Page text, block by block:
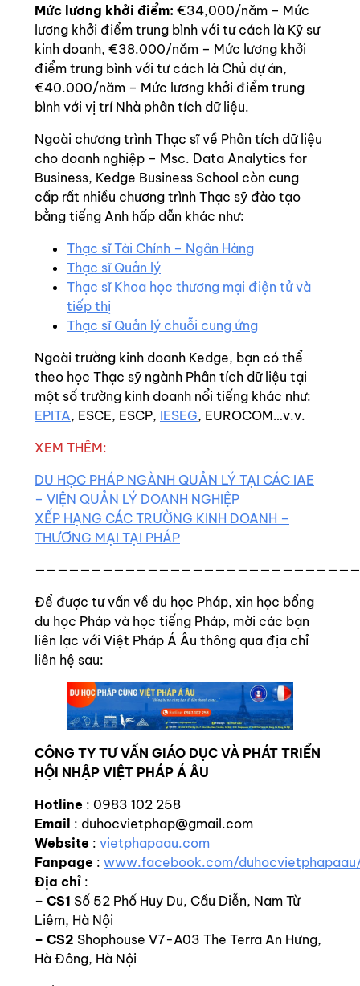
Mức lương khởi điểm: €34,000/năm – Mức
lương khởi điểm trung bình với tư cách là Kỹ sư
kinh doanh, €38.000/năm – Mức lương khởi
điểm trung bình với tư cách là Chủ dự án,
€40.000/năm – Mức lương khởi điểm trung
bình với vị trí Nhà phân tích dữ liệu.
Ngoài chương trình Thạc sĩ về Phân tích dữ liệu
cho doanh nghiệp – Msc. Data Analytics for
Business, Kedge Business School còn cung
cấp rất nhiều chương trình Thạc sỹ đào tạo
bằng tiếng Anh hấp dẫn khác như:
Thạc sĩ Tài Chính – Ngân Hàng
Thạc sĩ Quản lý
Thạc sĩ Khoa học thương mại điện tử và
tiếp thị
Thạc sĩ Quản lý chuỗi cung ứng
Ngoài trường kinh doanh Kedge, bạn có thể
theo học Thạc sỹ ngành Phân tích dữ liệu tại
một số trường kinh doanh nổi tiếng khác như:
EPITA, ESCE, ESCP, IESEG, EUROCOM…v.v.
XEM THÊM:
DU HỌC PHÁP NGÀNH QUẢN LÝ TẠI CÁC IAE
– VIỆN QUẢN LÝ DOANH NGHIỆP
XẾP HẠNG CÁC TRƯỜNG KINH DOANH –
THƯƠNG MẠI TẠI PHÁP
Để được tư vấn về du học Pháp, xin học bổng
du học Pháp và học tiếng Pháp, mời các bạn
liên lạc với Việt Pháp Á Âu thông qua địa chỉ
liên hệ sau:
CÔNG TY TƯ VẤN GIÁO DỤC VÀ PHÁT TRIỂN
HỘI NHẬP VIỆT PHÁP Á ÂU
Hotline : 0983 102 258
Email : duhocvietphap@gmail.com
Website : vietphapaau.com
Fanpage : www.facebook.com/
Địa chỉ :
– CS1 Số 52 Phố Huy Du, Cầu Diễn, Nam Từ
Liêm, Hà Nội
– CS2 Shophouse V7-A03 The Terra An Hưng,
Hà Đông, Hà Nội